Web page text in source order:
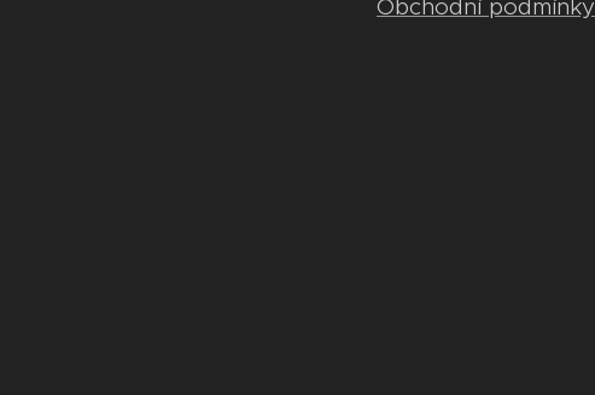
Obchodní podmínky